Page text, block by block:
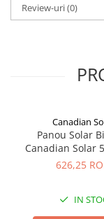
Pachete
Redresoare auto,
UPS pentru
sisteme de
UPS Calculatoare si
Review-uri(0)
Canadian
Panou Solar
Canadian Solar
Type TOPCon,
626,25
IN